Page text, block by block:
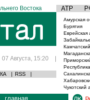
Востока АТР
07 Августа, 15:20 |
| RSS |
Амурская
Бурятия
Еврейская
Чукотский
главная